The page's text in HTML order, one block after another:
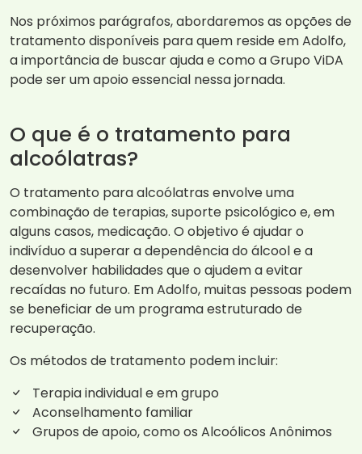
Nos próximos parágrafos, abordaremos as opções de
tratamento disponíveis para quem reside em Adolfo,
a importância de buscar ajuda e como a Grupo ViDA
pode ser um apoio essencial nessa jornada.
O que é o tratamento para
alcoólatras?
O tratamento para alcoólatras envolve uma
combinação de terapias, suporte psicológico e, em
alguns casos, medicação. O objetivo é ajudar o
indivíduo a superar a dependência do álcool e a
desenvolver habilidades que o ajudem a evitar
recaídas no futuro. Em Adolfo, muitas pessoas podem
se beneficiar de um programa estruturado de
recuperação.
Os métodos de tratamento podem incluir:
Terapia individual e em grupo
Aconselhamento familiar
Grupos de apoio, como os Alcoólicos Anônimos